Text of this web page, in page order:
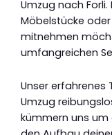
Umzug nach
Möbelstücke
mitnehmen
umfangreichen
Unser
Umzug
kümmern uns